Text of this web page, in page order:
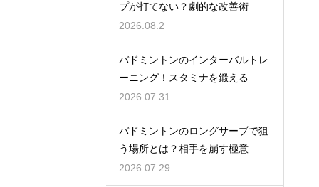
プが打てない？劇的な改善術
2026.08.2
バドミントンのインターバルトレ
ーニング！スタミナを鍛える
2026.07.31
バドミントンのロングサーブで狙
う場所とは？相手を崩す極意
2026.07.29